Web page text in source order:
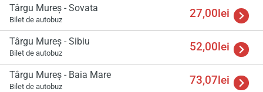
Târgu Mureş - Sovata
Bilet de autobuz 27,00lei
Târgu Mureş - Sibiu
Bilet de autobuz 52,00lei
Târgu Mureş - Baia Mare
Bilet de autobuz 73,07lei